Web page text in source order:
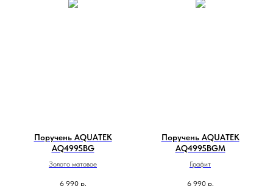
Поручень AQUATEK
AQ4995BG
Золото матовое
6 990 р.
Поручень AQUATEK
AQ4995BGM
Графит
6 990 р.